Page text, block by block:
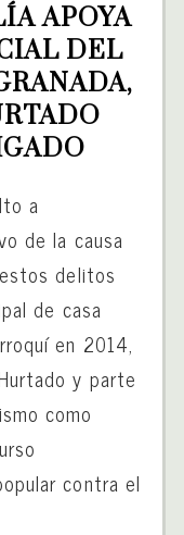
APOYA
DEL
a
de la causa
delitos
de casa
en 2014,
y parte
como
contra el